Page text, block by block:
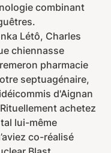
combinant
Létô, Charles
chiennasse
pharmacie
septuagénaire,
d'Aignan
achetez
lui-même
co-réalisé